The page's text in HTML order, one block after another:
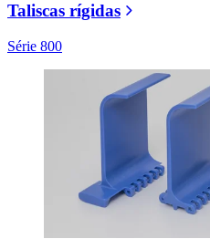
Taliscas rígidas
Série 800